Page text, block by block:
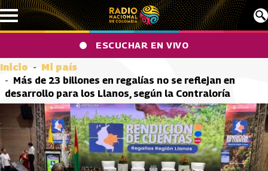
Pasar al contenido principal
ESCUCHAR EN VIVO
Inicio
Mi país
Más de 23 billones en regalías no se reflejan en
desarrollo para los Llanos, según la Contraloría